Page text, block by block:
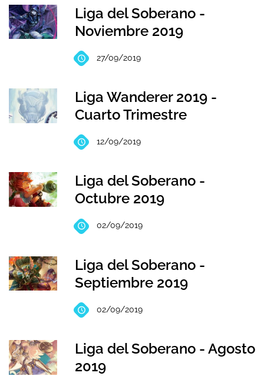
Liga del Soberano -
Noviembre 2019
27/09/2019
Liga Wanderer 2019 -
Cuarto Trimestre
12/09/2019
Liga del Soberano -
Octubre 2019
02/09/2019
Liga del Soberano -
Septiembre 2019
02/09/2019
Liga del Soberano - Agosto
2019